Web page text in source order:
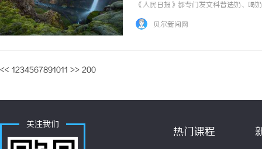
《人民日报》都专门发文科普选奶、喝
明乳业积极响应号召，结合自身产品矩
贝尔新闻网
<< 1234567891011 >> 200
关注我们
热门课程